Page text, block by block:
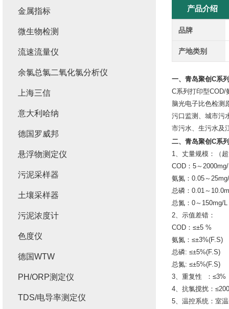
产品介绍
品牌
产地类别
一、 青岛聚创C系列
C系列打印型COD/
脑光电子比色检测
污口监测、城市污
市污水、生污水及
二、 青岛聚创C系列
1、丈量规模：（
COD：5～
氨氮：0.05～
总磷：0.01～
总氮：0～150mg/
2、示值差错：
COD：≤±5 %
氨氮：≤±3%(F.S)
总磷: ≤±5%(F.S)
总氮: ≤±5%(F.S)
3、重复性 ：≤3%
4、抗氯搅扰：
5、温控系统：室
金属指标
微生物检测
流速流量仪
余氯总氯二氧化氯分析仪
上海三信
意大利哈纳
德国罗威邦
悬浮物测定仪
污泥采样器
土壤采样器
污泥浓度计
色度仪
德国WTW
PH/ORP测定仪
TDS/电导率测定仪